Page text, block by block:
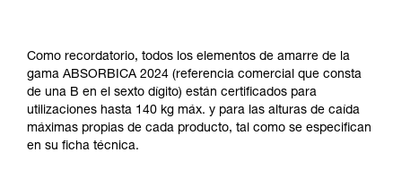
información de la ficha técnica para poder
comprender este complemento informativo.
Dominar estas técnicas requiere una formación
y un entrenamiento específico. Confirme a
través de un profesional su capacidad para
ejecutar estas técnicas, solo y con total
Como recordatorio, todos los elementos de amarre de la
gama ABSORBICA 2024 (referencia comercial que consta
de una B en el sexto dígito) están certificados para
utilizaciones hasta 140 kg máx. y para las alturas de caída
máximas propias de cada producto, tal como se especifican
en su ficha técnica.